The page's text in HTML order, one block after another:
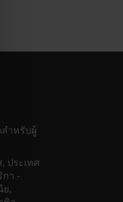
สำหรับผู้
ประเทศ
กา -
ย,